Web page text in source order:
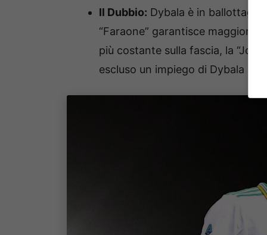
Il Dubbio: Dybala è in
“Faraone” garantisce maggiore
più costante sulla fascia, la
escluso un impiego di Dybala a